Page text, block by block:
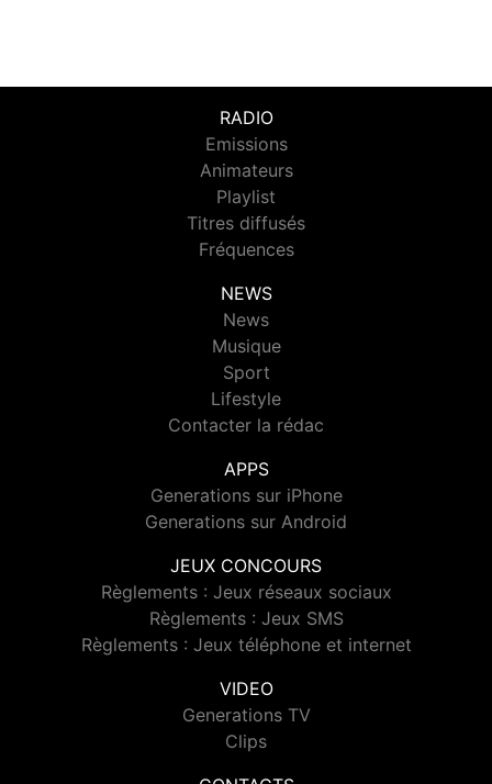
RADIO
Emissions
Animateurs
Playlist
Titres diffusés
Fréquences
NEWS
News
Musique
Sport
Lifestyle
Contacter la rédac
APPS
Generations sur iPhone
Generations sur Android
JEUX CONCOURS
Règlements : Jeux réseaux sociaux
Règlements : Jeux SMS
Règlements : Jeux téléphone et internet
VIDEO
Generations TV
Clips